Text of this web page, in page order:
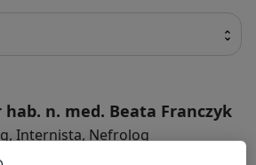
hab. n. med. Beata Franczyk
Internista, Nefrolog